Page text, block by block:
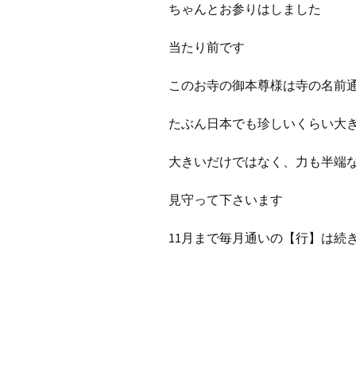
ちゃんとお参りはしました
当たり前です
このお寺の御本尊様は寺の名前
たぶん日本でも珍しいくらい大
大きいだけではなく、力も半端
見守って下さいます
11月まで毎月通いの【行】は続